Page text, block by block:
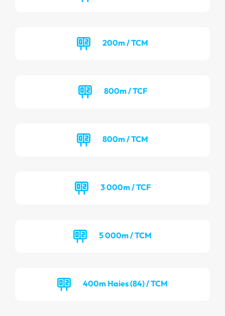
200m / TCM
800m / TCF
800m / TCM
3 000m / TCF
5 000m / TCM
400m Haies (84) / TCM